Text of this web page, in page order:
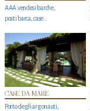
AAA vendesi barche,
posti barca, case…
CASE DA MARE
Porto degli argonauti,